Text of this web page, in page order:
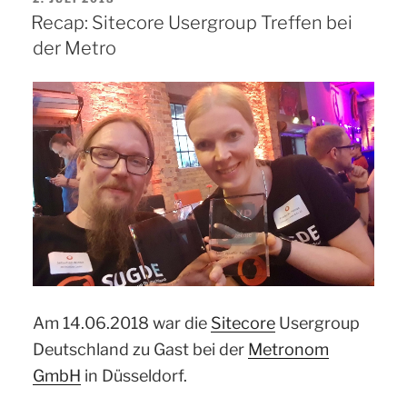
Konzepte“
AM
Recap: Sitecore Usergroup Treffen bei
der Metro
Am 14.06.2018 war die Sitecore Usergroup
Deutschland zu Gast bei der Metronom
GmbH in Düsseldorf.